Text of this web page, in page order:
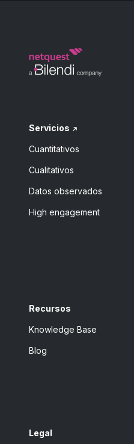
Servicios
Cuantitativos
Cualitativos
Datos observados
High engagement
Recursos
Knowledge Base
Blog
Legal